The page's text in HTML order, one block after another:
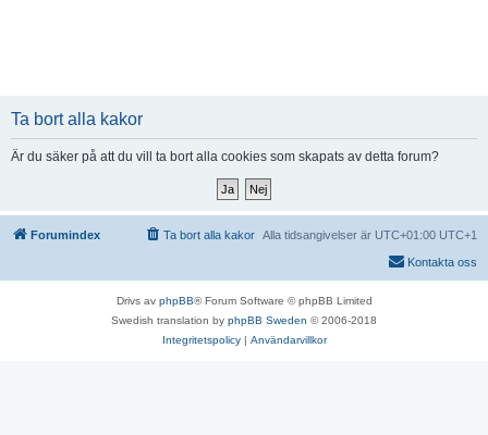
Ta bort alla kakor
Är du säker på att du vill ta bort alla cookies som skapats av detta forum?
Forumindex Alla tidsangivelser är UTC+01:00 UTC+1
Ta bort alla kakor
Kontakta oss
Drivs av phpBB® Forum Software © phpBB Limited
Swedish translation by phpBB Sweden © 2006-2018
Integritetspolicy| Användarvillkor